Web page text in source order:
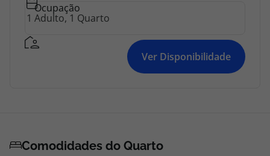
Ocupação
Ver Disponibilidade
Comodidades do Quarto